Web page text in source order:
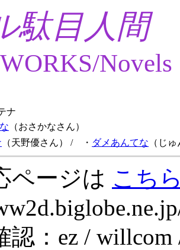
駄目人間
Novels
ナ
（おさかなさん）
（天野優さん） / ・ ダメあんてな （じ
ページは こち
認：ez /